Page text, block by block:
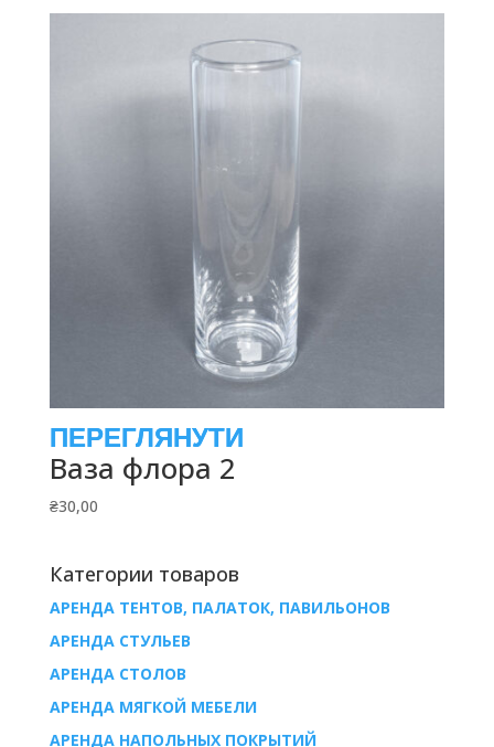
Ваза флора 2
₴30,00
Категории товаров
АРЕНДА ТЕНТОВ, ПАЛАТОК, ПАВИЛЬОНОВ
AРЕНДА СТУЛЬЕВ
AРЕНДА СТОЛОВ
АРЕНДА МЯГКОЙ МЕБЕЛИ
АРЕНДА НАПОЛЬНЫХ ПОКРЫТИЙ